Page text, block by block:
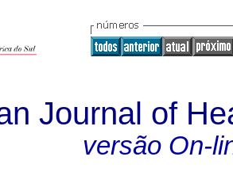
Journal of
versão On-